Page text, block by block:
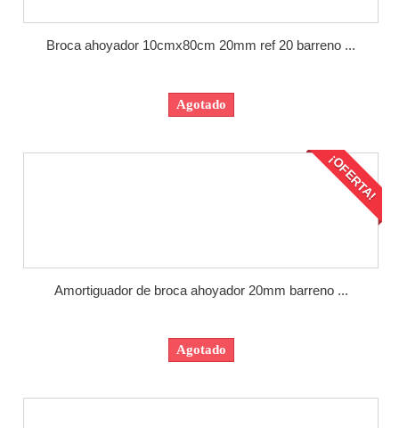
Broca ahoyador 10cmx80cm 20mm ref 20 barreno ...
Agotado
¡OFERTA!
Amortiguador de broca ahoyador 20mm barreno ...
Agotado